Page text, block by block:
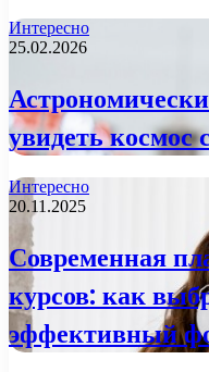
Интересно
25.02.2026
увидеть космос
Интересно
20.11.2025
Современная
курсов: как
эффективный